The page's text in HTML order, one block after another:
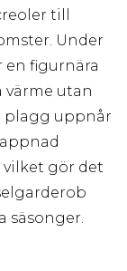
till
Under
en figurnära
värme utan
plagg uppnår
gör det
säsonger.